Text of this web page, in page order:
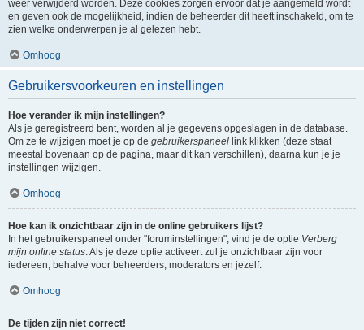
weer verwijderd worden. Deze cookies zorgen ervoor dat je aangemeld wordt
en geven ook de mogelijkheid, indien de beheerder dit heeft inschakeld, om te
zien welke onderwerpen je al gelezen hebt.
Omhoog
Gebruikersvoorkeuren en instellingen
Hoe verander ik mijn instellingen?
Als je geregistreerd bent, worden al je gegevens opgeslagen in de database.
Om ze te wijzigen moet je op de gebruikerspaneel link klikken (deze staat
meestal bovenaan op de pagina, maar dit kan verschillen), daarna kun je je
instellingen wijzigen.
Omhoog
Hoe kan ik onzichtbaar zijn in de online gebruikers lijst?
In het gebruikerspaneel onder "foruminstellingen", vind je de optie Verberg
mijn online status. Als je deze optie activeert zul je onzichtbaar zijn voor
iedereen, behalve voor beheerders, moderators en jezelf.
Omhoog
De tijden zijn niet correct!